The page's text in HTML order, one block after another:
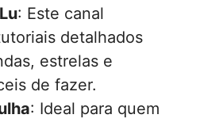
: Este canal
detalhados
estrelas e
de fazer.
: Ideal para quem